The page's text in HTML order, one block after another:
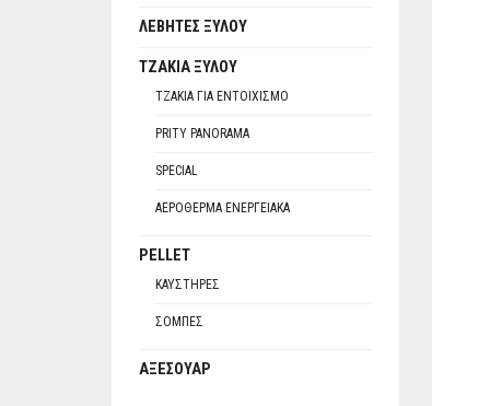
ΛΈΒΗΤΕΣ ΞΎΛΟΥ
ΤΖΆΚΙΑ ΞΎΛΟΥ
ΤΖΆΚΙΑ ΓΙΑ ΕΝΤΟΙΧΙΣΜΌ
PRITY PANORAMA
SPECIAL
ΑΕΡΌΘΕΡΜΑ ΕΝΕΡΓΕΙΑΚΆ
PELLET
ΚΑΥΣΤΉΡΕΣ
ΣΌΜΠΕΣ
ΑΞΕΣΟΥΆΡ